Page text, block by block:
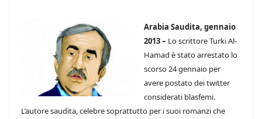
Arabia Saudita, gennaio
2013 – Lo scrittore Turki Al-
Hamad è stato arrestato lo
scorso 24 gennaio per
avere postato dei twitter
considerati blasfemi.
L’autore saudita, celebre soprattutto per i suoi romanzi che